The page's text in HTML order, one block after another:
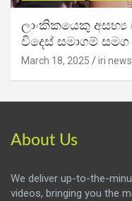
ලාංකිකයෙකු අසභ්‍ය
විදෙස් සමාගම්
March 18, 2025 iri news
About Us
We deliver up-to-the-
videos, bringing you the